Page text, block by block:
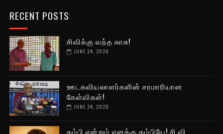
RECENT POSTS
சிவிக்கு வந்த காசு!
JUNE 24, 2020
ஊடகவியலாளர்களின் சரமாரியான
கேள்விகள்!
JUNE 24, 2020
தம்பி என்றும் எனக்கு தம்பியே! சி.வி